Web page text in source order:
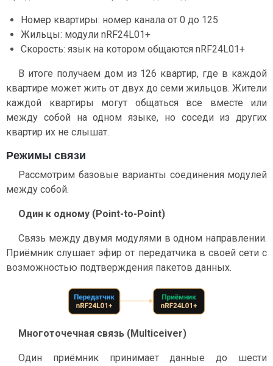
Номер квартиры: номер канала от 0 до 125
Жильцы: модули nRF24L01+
Скорость: язык на котором общаются nRF24L01+
В итоге получаем дом из 126 квартир, где в каждой
квартире может жить от двух до семи жильцов. Жители
каждой квартиры могут общаться все вместе или
между собой на одном языке, но соседи из других
квартир их не слышат.
Режимы связи
Рассмотрим базовые варианты соединения модулей
между собой.
Один к одному (Point-to-Point)
Связь между двумя модулями в одном направлении.
Приёмник слушает эфир от передатчика в своей сети с
возможностью подтверждения пакетов данных.
Многоточечная связь (Multiceiver)
Один приёмник принимает данные до шести